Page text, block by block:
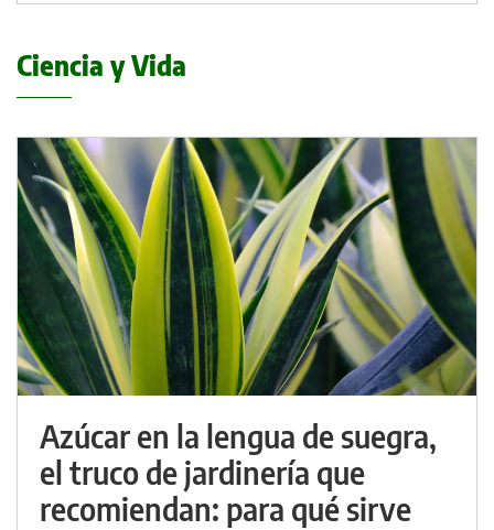
Ciencia y Vida
Azúcar en la lengua de suegra,
el truco de jardinería que
recomiendan: para qué sirve